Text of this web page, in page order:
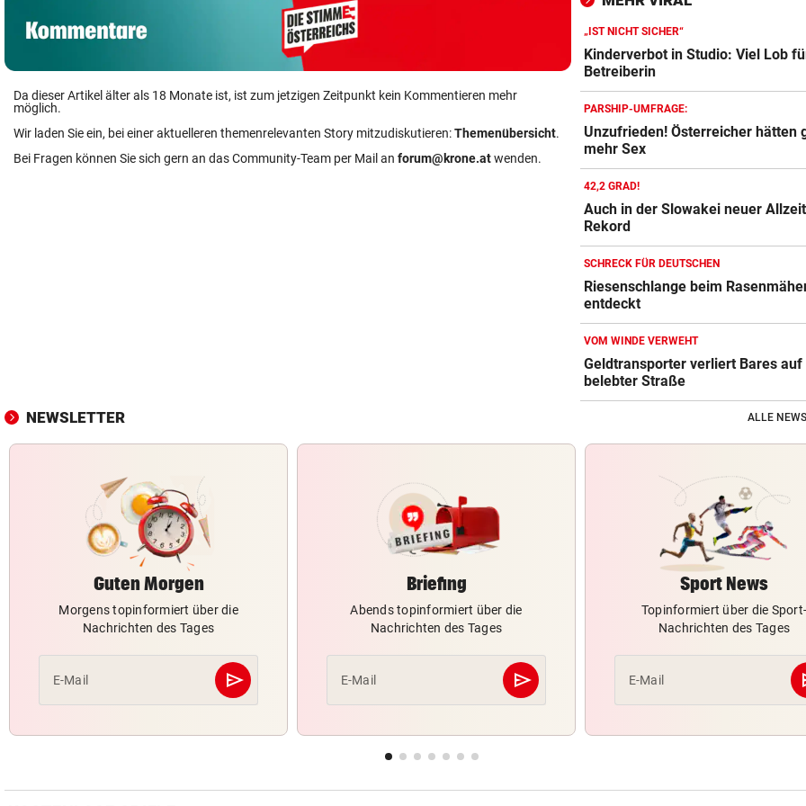
Da dieser Artikel älter als 18 Monate ist, ist zum jetzigen Zeitpunkt kein Kommentieren mehr
möglich.
Wir laden Sie ein, bei einer aktuelleren themenrelevanten Story mitzudiskutieren:Themenübersicht.
Bei Fragen können Sie sich gern an das Community-Team per Mail an forum@krone.atwenden.
Dramatik im Valser Tal
IN GREENSBORO vor 6
Straka verpasst bei PGA-
den Cut vorzeitig
SCHRIEB WM-GESCHICHTE vor 6
Bayern kassiert Millionen –
Transfer-Clou
„IST NICHT SICHER“
Kinderverbot in Studio: Viel Lob
Betreiberin
PARSHIP-UMFRAGE:
Unzufrieden! Österreicher hätten
mehr Sex
42,2 GRAD!
Auch in der Slowakei neuer
Rekord
SCHRECK FÜR DEUTSCHEN
Riesenschlange beim
entdeckt
VOM WINDE VERWEHT
Geldtransporter verliert Bares auf
belebter Straße
NEWSLETTER ALLE
Guten Morgen
Morgens topinformiert über die
Nachrichten des Tages
E-Mail send
Abschicken
Briefing
Abends topinformiert über die
Nachrichten des Tages
E-Mail send
Abschicken
Sport News
Topinformiert über die Sport-
Nachrichten des Tages
E-Mail